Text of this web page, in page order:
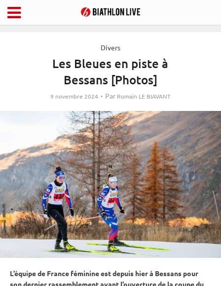
Divers
Les Bleues en piste à
Bessans [Photos]
9 novembre 2024 Par Romain LE BIAVANT
L’équipe de France féminine est depuis hier à Bessans pour
son dernier rassemblement avant l’ouverture de la coupe du